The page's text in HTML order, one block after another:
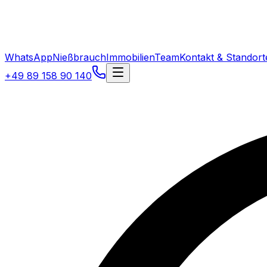
WhatsAppNießbrauchImmobilienTeamKontakt &
+49 89 158 90 140